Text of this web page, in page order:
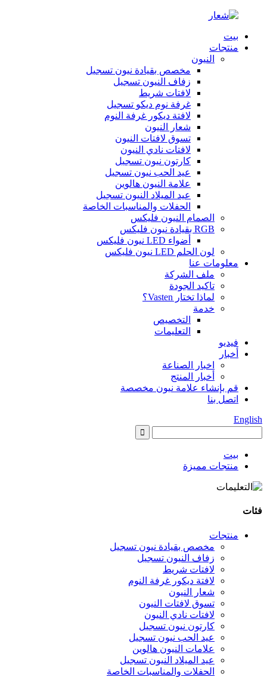
بيت
منتجات
النيون
مخصص بقيادة نيون تسجيل
زفاف النيون تسجيل
لافتات شريط
غرفة نوم ديكو تسجيل
لافتة ديكور غرفة النوم
شعار النيون
تسوق لافتات النيون
لافتات نادي النيون
كارتون نيون تسجيل
عيد الحب نيون تسجيل
علامة النيون هالوين
عيد الميلاد النيون تسجيل
الحفلات والمناسبات الخاصة
الصمام النيون فليكس
RGB بقيادة نيون فليكس
أضواء LED نيون فليكس
لون الحلم LED نيون فليكس
معلومات عنا
ملف الشركة
تاكيد الجودة
لماذا تختار Vasten؟
خدمة
التخصيص
التعليمات
فيديو
أخبار
اخبار الصناعة
أخبار المنتج
قم بإنشاء علامة نيون مخصصة
اتصل بنا
English
بيت
منتجات مميزة
فئات
منتجات
مخصص بقيادة نيون تسجيل
زفاف النيون تسجيل
لافتات شريط
لافتة ديكور غرفة النوم
شعار النيون
تسوق لافتات النيون
لافتات نادي النيون
كارتون نيون تسجيل
عيد الحب نيون تسجيل
علامات النيون هالوين
عيد الميلاد النيون تسجيل
الحفلات والمناسبات الخاصة